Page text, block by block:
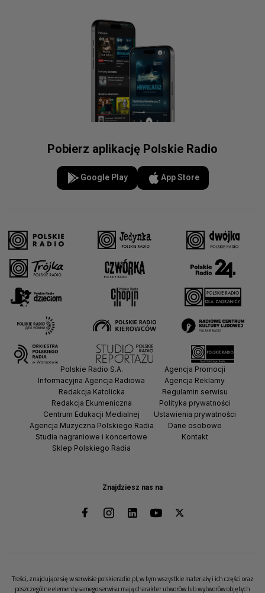
Pobierz aplikację Polskie Radio
Google Play App Store
Znajdziesz nas na
Polskie Radio S.A.
Informacyjna Agencja Radiowa
Redakcja Katolicka
Redakcja Ekumeniczna
Centrum Edukacji Medialnej
Agencja Muzyczna Polskiego Radia
Studia nagraniowe i koncertowe
Sklep Polskiego Radia
Agencja Promocji
Agencja Reklamy
Regulamin serwisu
Polityka prywatności
Ustawienia prywatności
Dane osobowe
Kontakt
Treści, znajdujące się w serwisie polskieradio.pl, w tym wszystkie materiały i ich części oraz
poszczególne elementy samego serwisu mają charakter utworów lub wytworów objętych